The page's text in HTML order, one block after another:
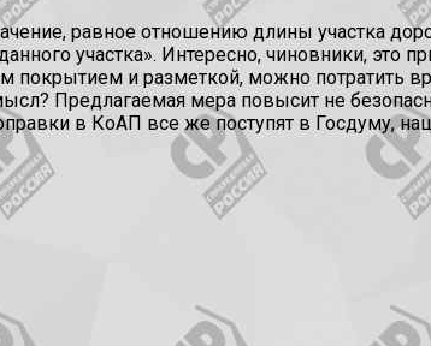
равное отношению длины участка
участка». Интересно, чиновники,
покрытием и разметкой, можно потратить
Предлагаемая мера повысит не
в КоАП все же поступят в Госдуму,